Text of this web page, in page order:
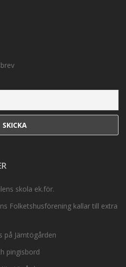
skola ek.för.
Folketshusförening kallar till extra
på Jämtögården
pingisbord